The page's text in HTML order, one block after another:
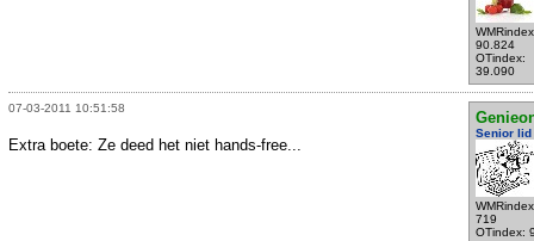
90.824
OTindex:
39.090
07-03-2011 10:51:58
Senior lid
719
OTindex:
Extra boete: Ze deed het niet hands-free...